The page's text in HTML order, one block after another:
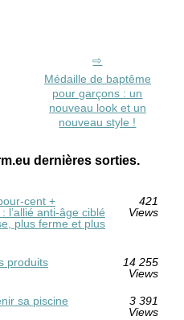
Médaille de baptême
pour garçons : un
nouveau look et un
nouveau style !
dernières sorties.
cent +
anti‑âge ciblé
plus ferme et plus
421
Views
produits
14 255
Views
sa piscine
3 391
Views